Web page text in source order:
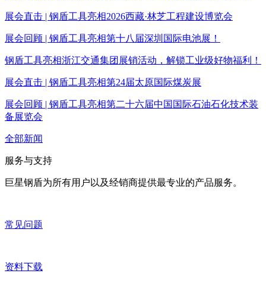
展会直击 | 钢盾工具亮相2026西藏·林芝工程建设博览会
展会回顾 | 钢盾工具亮相第十八届深圳国际电池展！
钢盾工具亮相浙江交通集团展销活动，解锁工业级好物福利！
展会直击 | 钢盾工具亮相第24届太原国际煤炭展
展会回顾 | 钢盾工具亮相第二十六届中国国际石油石化技术装
备展览会
全部新闻
服务与支持
巨星钢盾为所有用户以及经销商提供最专业的产品服务。
常见问题
资料下载